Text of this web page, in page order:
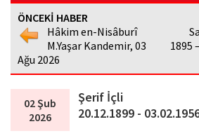
ÖNCEKİ HABER
Hâkim en-Nisâburî
M.Yaşar Kandemir, 03
Ağu 2026
1895
02 Şub
2026
Şerif İçli
20.12.1899 -